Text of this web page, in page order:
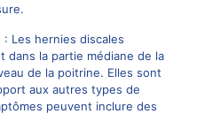
Les hernies discales
dans la partie médiane de la
de la poitrine. Elles sont
aux autres types de
peuvent inclure des